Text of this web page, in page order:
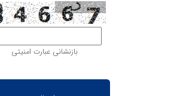
بازنشانی عبارت امنیتی